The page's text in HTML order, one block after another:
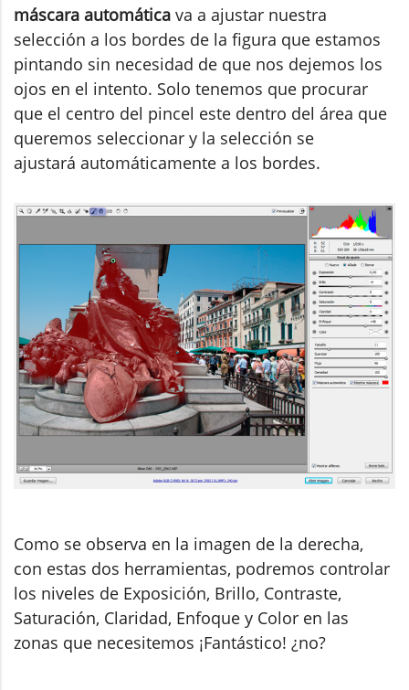
máscara automática va a ajustar nuestra
selección a los bordes de la figura que estamos
pintando sin necesidad de que nos dejemos los
ojos en el intento. Solo tenemos que procurar
que el centro del pincel este dentro del área que
queremos seleccionar y la selección se
ajustará automáticamente a los bordes.
Como se observa en la imagen de la derecha,
con estas dos herramientas, podremos controlar
los niveles de Exposición, Brillo, Contraste,
Saturación, Claridad, Enfoque y Color en las
zonas que necesitemos ¡Fantástico! ¿no?